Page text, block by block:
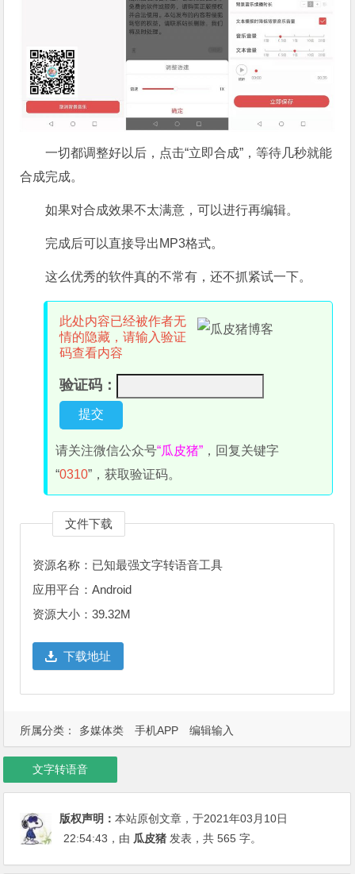
一切都调整好以后，点击“立即合成”，等待几秒就能
合成完成。
如果对合成效果不太满意，可以进行再编辑。
完成后可以直接导出MP3格式。
这么优秀的软件真的不常有，还不抓紧试一下。
此处内容已经被作者无
情的隐藏，请输入验证
码查看内容
验证码：
请关注微信公众号“瓜皮猪” ，回复关键字
“0310”，获取验证码。
文件下载
资源名称：已知最强文字转语音工具
应用平台：Android
资源大小：39.32M
下载地址
所属分类： 多媒体类 手机APP 编辑输入
文字转语音
版权声明：本站原创文章，于2021年03月10日
22:54:43 ，由 瓜皮猪 发表，共 565 字。